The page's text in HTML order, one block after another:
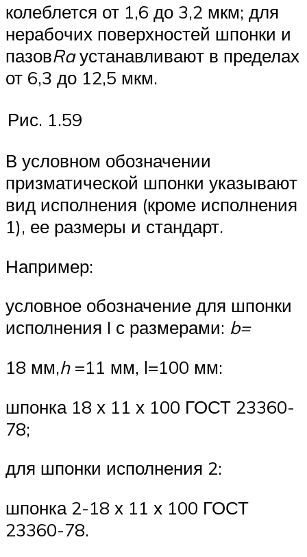
колеблется от 1,6 до 3,2 мкм; для
нерабо­чих поверхностей шпонки и
пазовRaустанавливают в пределах
от 6,3 до 12,5 мкм.
Рис. 1.59
В условном обозначении
призматической шпонки указывают
вид исполнения (кроме исполнения
1), ее размеры и стандарт.
Напри­мер:
условное обозначение для шпонки
исполнения I с размера­ми: b=
18 мм,h=11 мм, l=100 мм:
шпонка 18 х 11 х 100 ГОСТ 23360-
78;
для шпонки исполнения 2:
шпонка 2-18 х 11 х 100 ГОСТ
23360-78.